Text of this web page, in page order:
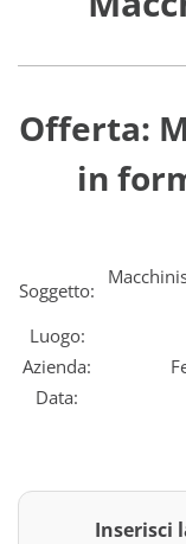
Offerta:
in
Soggetto:
Luogo:
Azienda:
Data:
Inserisci